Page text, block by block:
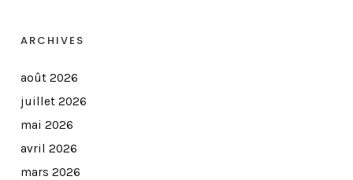
ARCHIVES
août 2026
juillet 2026
mai 2026
avril 2026
mars 2026